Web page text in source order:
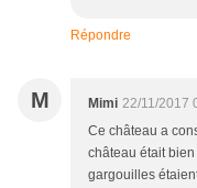
Répondre
M Mimi 22/11/2017
Ce château a
château était
gargouilles